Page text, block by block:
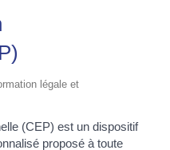
légale et
(CEP) est un dispositif
proposé à toute